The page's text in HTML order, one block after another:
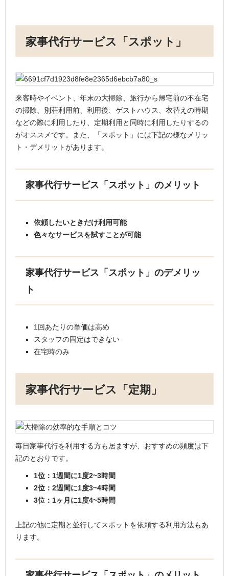
家事代行サービス「スポット」
来客時やイベント、年末の大掃除、旅行から帰宅前の不在宅
の掃除、別荘利用前、利用後、ゲストハウス、衣替えの時期
などの際に利用したり、定期利用と同時に利用したりするの
がオススメです。また、「スポット」には下記の様なメリッ
ト・デメリットがあります。
家事代行サービス「スポット」のメリット
依頼したいときだけ利用可能
色々なサービスを試すことが可能
家事代行サービス「スポット」のデメリッ
ト
1回あたりの単価は高め
スタッフの固定はできない
在宅時のみ
家事代行サービス「定期」
毎日家事代行を利用する方も居ますが、おすすめの頻度は下
記のとおりです。
1位：1週間に1度2~3時間
2位：2週間に1度3~4時間
3位：1ヶ月に1度4~5時間
上記の他に定期と並行してスポットを依頼する利用方法もあ
ります。